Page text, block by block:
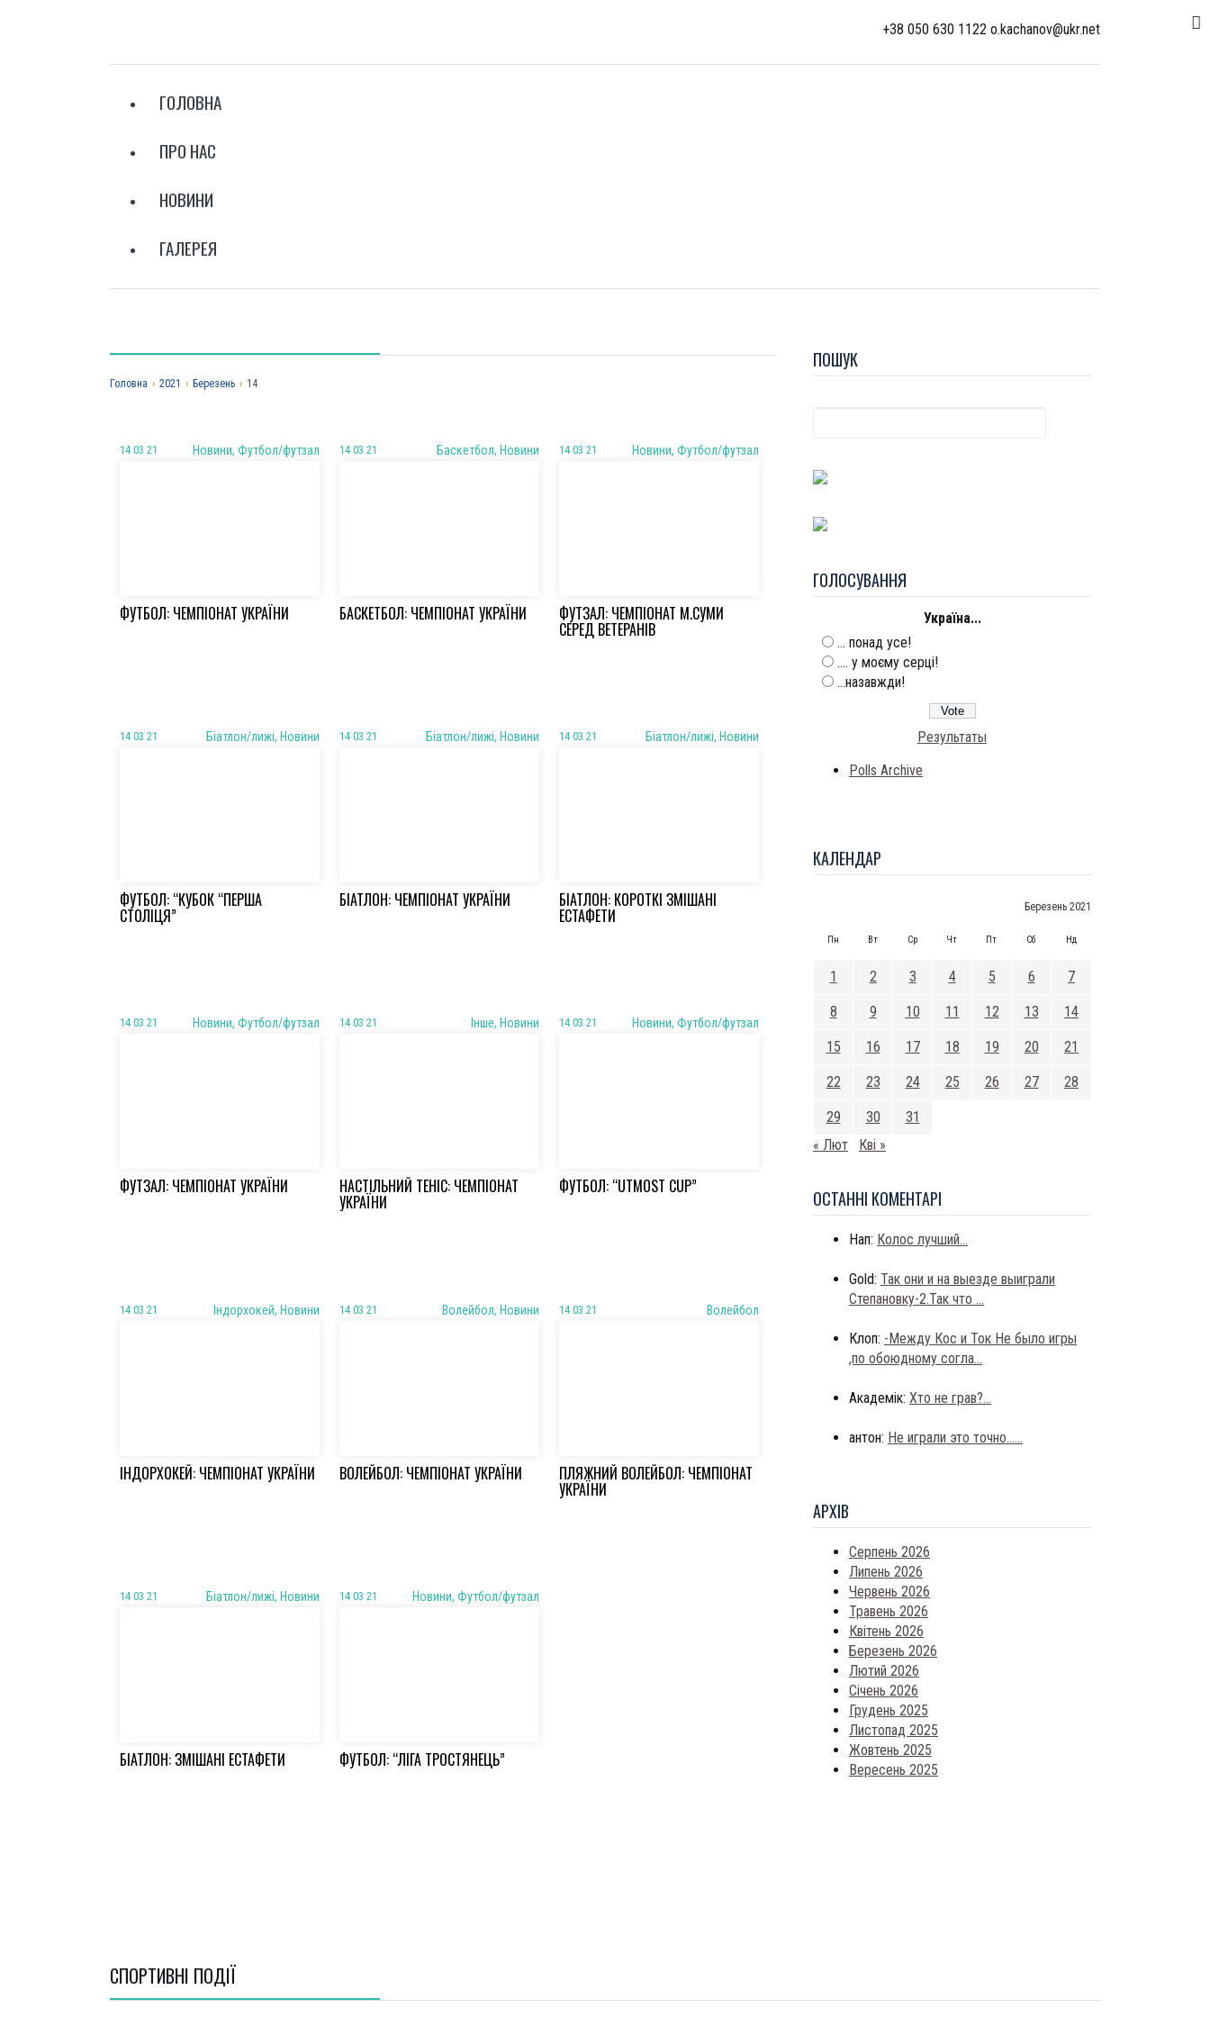
+38 050 630 1122 o.kachanov@ukr.net
ГОЛОВНА
ПРО НАС
НОВИНИ
ГАЛЕРЕЯ
ПОШУК
ГОЛОСУВАННЯ
Україна...
... понад усе!
.... у моєму серці!
...назавжди!
Результаты
Polls Archive
КАЛЕНДАР
Березень 2021
Пн Вт Ср Чт Пт Сб Нд
1 2 3 4 5 6 7
8 9 10 11 12 13 14
15 16 17 18 19 20 21
22 23 24 25 26 27 28
29 30
31
« Лют
Кві »
ОСТАННI КОМЕНТАРI
Нап: Колос лучший...
Gold: Так они и на выезде выиграли
Степановку-2.Так что ...
Клоп: -Между Кос и Ток Не было игры
,по обоюдному согла...
Академік: Хто не грав?...
антон: Не играли это точно......
АРХIВ
Серпень 2026
Липень 2026
Червень 2026
Травень 2026
Квітень 2026
Березень 2026
Лютий 2026
Січень 2026
Грудень 2025
Листопад 2025
Жовтень 2025
Вересень 2025
Головна › 2021 › Березень › 14
14 03 21 Новини, Футбол/футзал
ФУТБОЛ: ЧЕМПІОНАТ УКРАЇНИ
14 03 21 Баскетбол, Новини
БАСКЕТБОЛ: ЧЕМПІОНАТ УКРАЇНИ
14 03 21 Новини, Футбол/футзал
ФУТЗАЛ: ЧЕМПІОНАТ М.СУМИ
СЕРЕД ВЕТЕРАНІВ
14 03 21 Біатлон/лижі, Новини
ФУТБОЛ: “КУБОК “ПЕРША
СТОЛІЦЯ”
14 03 21 Біатлон/лижі, Новини
БІАТЛОН: ЧЕМПІОНАТ УКРАЇНИ
14 03 21 Біатлон/лижі, Новини
БІАТЛОН: КОРОТКІ ЗМІШАНІ
ЕСТАФЕТИ
14 03 21 Новини, Футбол/футзал
ФУТЗАЛ: ЧЕМПІОНАТ УКРАЇНИ
14 03 21 Iнше, Новини
НАСТІЛЬНИЙ ТЕНІС: ЧЕМПІОНАТ
УКРАЇНИ
14 03 21 Новини, Футбол/футзал
ФУТБОЛ: “UTMOST CUP”
14 03 21 Iндорхокей, Новини
ІНДОРХОКЕЙ: ЧЕМПІОНАТ УКРАЇНИ
14 03 21 Волейбол, Новини
ВОЛЕЙБОЛ: ЧЕМПІОНАТ УКРАЇНИ
14 03 21 Волейбол
ПЛЯЖНИЙ ВОЛЕЙБОЛ: ЧЕМПІОНАТ
УКРАЇНИ
14 03 21 Біатлон/лижі, Новини
БІАТЛОН: ЗМІШАНІ ЕСТАФЕТИ
14 03 21 Новини, Футбол/футзал
ФУТБОЛ: “ЛІГА ТРОСТЯНЕЦЬ”
СПОРТИВНI ПОДІЇ